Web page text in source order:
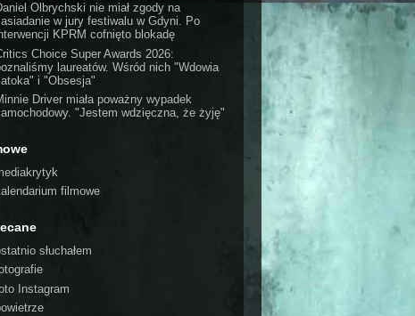
Olbrychski nie miał zgody na
w jury festiwalu w Gdyni. Po
KPRM cofnięto blokadę
Choice Super Awards 2026:
laureatów. Wśród nich "Wdowia
i "Obsesja"
Driver miała poważny wypadek
"Jestem wdzięczna, że żyję"
filmowe
słuchałem
Instagram